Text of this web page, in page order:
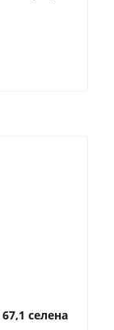
селена